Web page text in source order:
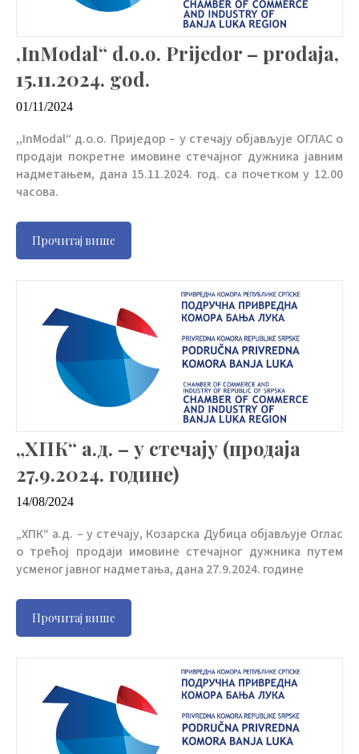
,InModal“ d.o.o. Prijedor – prodaja,
15.11.2024. god.
01/11/2024
,,InModal“ д.о.о. Приједор – у стечају објављује ОГЛАС о
продаји покретне имовине стечајног дужника јавним
надметањем, дана 15.11.2024. год. са почетком у 12.00
часова.
Прочитај више
„ХПК“ а.д. – у стечају (продаја
27.9.2024. године)
14/08/2024
„ХПК“ а.д. – у стечају, Козарска Дубица објављује Оглас
о трећој продаји имовине стечајног дужника путем
усменог јавног надметања, дана 27.9.2024. године
Прочитај више